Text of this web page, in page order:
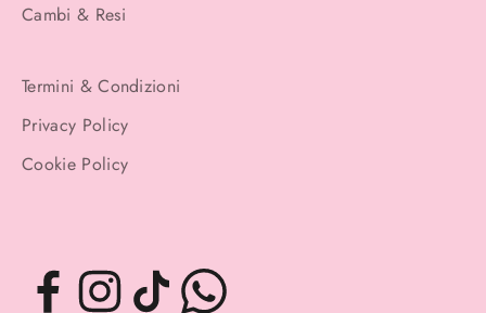
Cambi & Resi
Termini & Condizioni
Privacy Policy
Cookie Policy